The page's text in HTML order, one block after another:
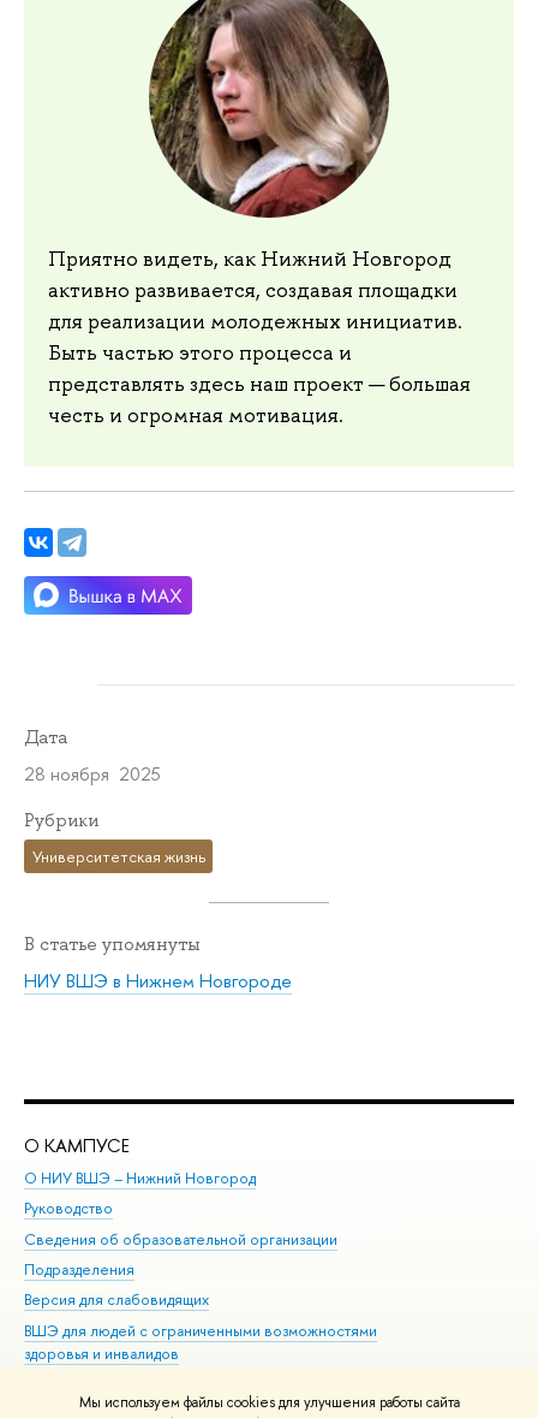
Мы используем файлы cookies для улучшения работы сайта
Приятно видеть, как Нижний Новгород
активно развивается, создавая площадки
для реализации молодежных инициатив.
Быть частью этого процесса и
представлять здесь наш проект — большая
честь и огромная мотивация.
Дата
28 ноября 2025
Рубрики
Университетская жизнь
В статье упомянуты
НИУ ВШЭ в Нижнем Новгороде
О КАМПУСЕ
О НИУ ВШЭ – Нижний Новгород
Руководство
Сведения об образовательной организации
Подразделения
Версия для слабовидящих
ВШЭ для людей с ограниченными возможностями
здоровья и инвалидов